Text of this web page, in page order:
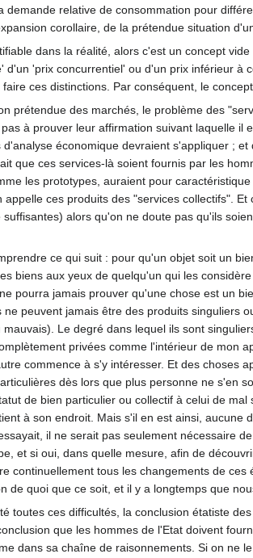
relative de consommation pour
corollaire, de la prétendue situation
dans la réalité, alors c'est un concept
d'un 'prix concurrentiel' ou d'un prix inférieur
ces distinctions. Par conséquent, le
prétendue des marchés, le problème des
à prouver leur affirmation suivant laquelle
économique devraient s'appliquer ;
que ces services-là soient fournis par les
les prototypes, auraient pour
ces produits des "services collectifs".
alors qu'on ne doute pas qu'ils
ce qui suit : pour qu'un objet soit un
biens aux yeux de quelqu'un qui les
pourra jamais prouver qu'une chose est un
peuvent jamais être des produits
Le degré dans lequel ils sont
privées comme l'intérieur de mon
commence à s'y intéresser. Et des choses
dès lors que plus personne ne s'en
de bien particulier ou collectif à celui de
à son endroit. Mais s'il en est ainsi,
il ne serait pas seulement nécessaire
et si oui, dans quelle mesure, afin de
continuellement tous les changements de
de quoi que ce soit, et il y a longtemps que
toutes ces difficultés, la conclusion étatiste
que les hommes de l'Etat doivent
dans sa chaîne de raisonnements. Si on ne